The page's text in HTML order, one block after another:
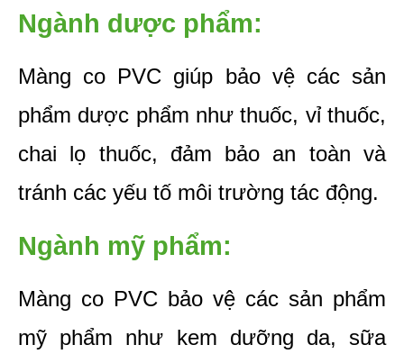
Ngành dược phẩm:
Màng co PVC giúp bảo vệ các sản
phẩm dược phẩm như thuốc, vỉ thuốc,
chai lọ thuốc, đảm bảo an toàn và
tránh các yếu tố môi trường tác động.
Ngành mỹ phẩm:
Màng co PVC bảo vệ các sản phẩm
mỹ phẩm như kem dưỡng da, sữa